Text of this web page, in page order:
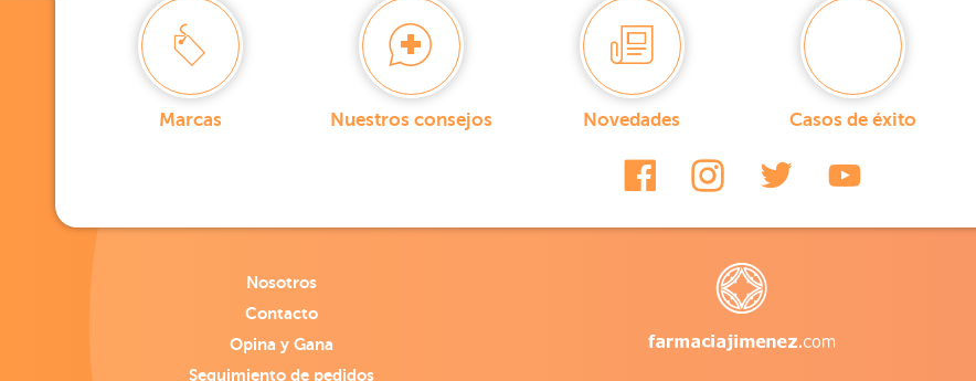
Marcas Nuestros consejos Novedades Casos de éxito
Nosotros
Contacto
Opina y Gana
Seguimiento de pedidos